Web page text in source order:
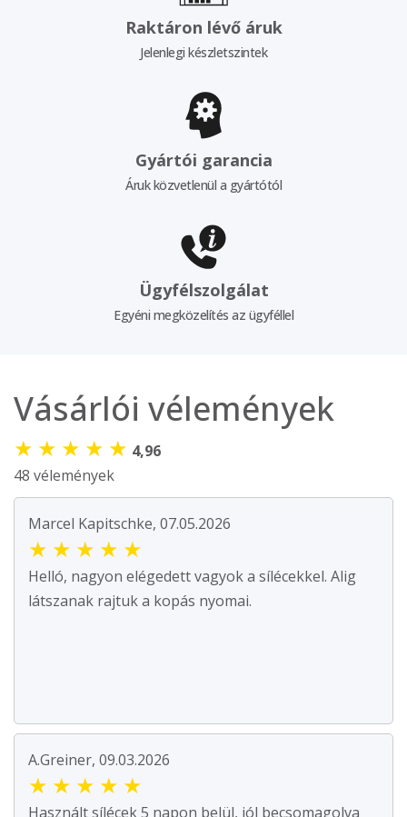
Raktáron lévő áruk
Jelenlegi készletszintek
Gyártói garancia
Áruk közvetlenül a gyártótól
Ügyfélszolgálat
Egyéni megközelítés az ügyféllel
Vásárlói vélemények
★ ★ ★ ★ ★ 4,96
48 vélemények
Marcel Kapitschke, 07.05.2026
★ ★ ★ ★ ★
Helló, nagyon elégedett vagyok a sílécekkel. Alig
látszanak rajtuk a kopás nyomai.
A.Greiner, 09.03.2026
★ ★ ★ ★ ★
Használt sílécek 5 napon belül, jól becsomagolva